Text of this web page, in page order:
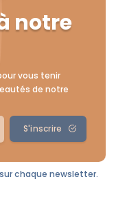
notre
vous tenir
de notre
S'inscrire
chaque newsletter.